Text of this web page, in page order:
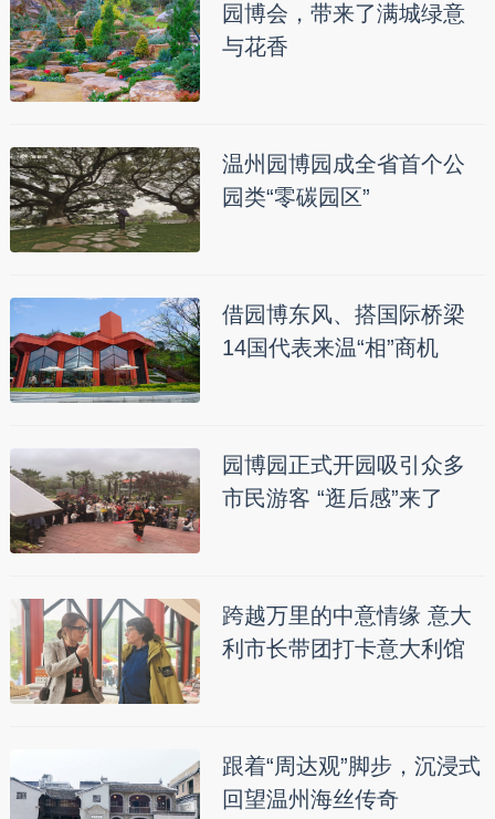
园博会，带来了满城绿意
与花香
温州园博园成全省首个公
园类“零碳园区”
借园博东风、搭国际桥梁
14国代表来温“相”商机
园博园正式开园吸引众多
市民游客 “逛后感”来了
跨越万里的中意情缘 意大
利市长带团打卡意大利馆
跟着“周达观”脚步，沉浸式
回望温州海丝传奇